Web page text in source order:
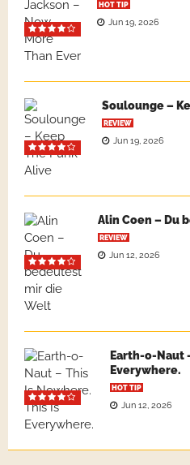
HOT TIP
Jun 19, 2026
Soulounge –
REVIEW
Jun 19, 2026
Alin Coen – Du
REVIEW
Jun 12, 2026
Earth-o-Naut
Everywhere.
HOT TIP
Jun 12, 2026